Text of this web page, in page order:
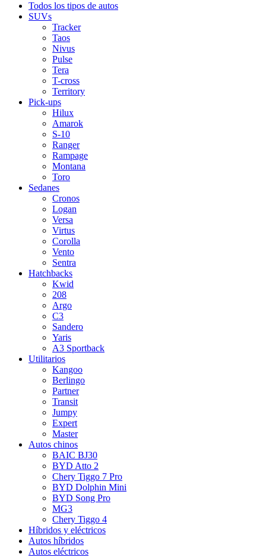
Todos los tipos de autos
SUVs
Tracker
Taos
Nivus
Pulse
Tera
T-cross
Territory
Pick-ups
Hilux
Amarok
S-10
Ranger
Rampage
Montana
Toro
Sedanes
Cronos
Logan
Versa
Virtus
Corolla
Vento
Sentra
Hatchbacks
Kwid
208
Argo
C3
Sandero
Yaris
A3 Sportback
Utilitarios
Kangoo
Berlingo
Partner
Transit
Jumpy
Expert
Master
Autos chinos
BAIC BJ30
BYD Atto 2
Chery Tiggo 7 Pro
BYD Dolphin Mini
BYD Song Pro
MG3
Chery Tiggo 4
Híbridos y eléctricos
Autos híbridos
Autos eléctricos